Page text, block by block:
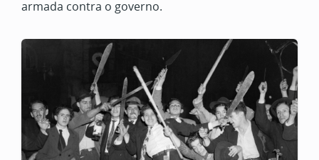
armada contra o governo.